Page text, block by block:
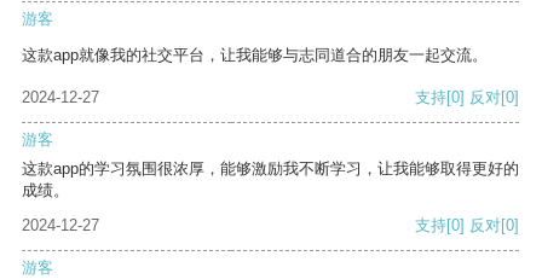
游客
这款app就像我的社交平台，让我能够与志同道合的朋友一起交流。
2024-12-27 支持[0] 反对[0]
游客
这款app的学习氛围很浓厚，能够激励我不断学习，让我能够取得更好的
成绩。
2024-12-27
支持[0] 反对[0]
游客